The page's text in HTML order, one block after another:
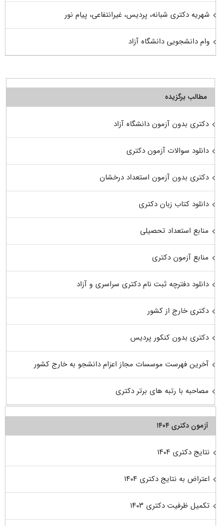
شهریه دکتری شبانه، پردیس، غیرانتفاعی، پیام نور
وام دانشجویی دانشگاه آزاد
مطالب برگزیده
دکتری بدون آزمون دانشگاه آزاد
دانلود سوالات آزمون دکتری
دکتری بدون آزمون استعداد درخشان
دانلود کتاب زبان دکتری
منابع استعداد تحصیلی
منابع آزمون دکتری
دانلود دفترچه ثبت نام دکتری سراسری و آزاد
دکتری خارج از کشور
دکتری بدون کنکور پردیس
آخرین فهرست موسسات مجاز اعزام دانشجو به خارج کشور
مصاحبه با رتبه های برتر دکتری
آزمون دکتری ۱۴۰۴
نتایج دکتری ۱۴۰۴
اعتراض به نتایج دکتری ۱۴۰۴
تکمیل ظرفیت دکتری ۱۴۰۳